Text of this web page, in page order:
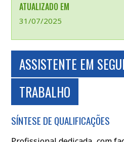
ATUALIZADO EM
31/07/2025
ASSISTENTE EM
TRABALHO
SÍNTESE DE QUALIFICAÇÕES